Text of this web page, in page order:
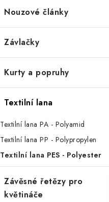
Nouzové články
Závlačky
Kurty a popruhy
Textilní lana
Textilní lana PA - Polyamid
Textilní lana PP - Polypropylen
Textilní lana PES - Polyester
Závěsné řetězy pro
květináče